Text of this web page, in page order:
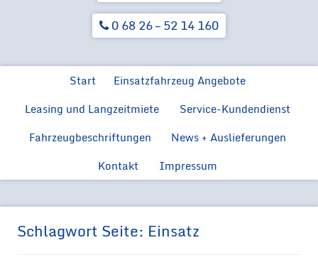
0 68 26 – 52 14 160
Zum Inhalt springen
Start Einsatzfahrzeug Angebote
Ford Neuwagen für BOS
Ford
Feuerwehr
Ford Transit MZF
Leasing und Langzeitmiete Service-Kundendienst
Rückrüstung von
Fahrzeugbeschriftungen
News + Auslieferungen
Kontakt
Impressum
Schlagwort Seite: Einsatz